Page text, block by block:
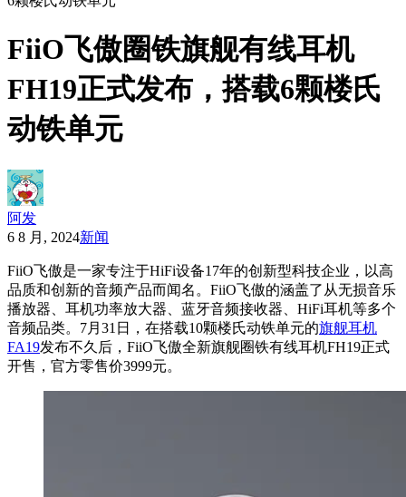
FiiO飞傲圈铁旗舰有线耳机
FH19正式发布，搭载6颗楼氏
动铁单元
阿发
6 8 月, 2024新闻
FiiO飞傲是一家专注于HiFi设备17年的创新型科技企业，以高
品质和创新的音频产品而闻名。FiiO飞傲的涵盖了从无损音乐
播放器、耳机功率放大器、蓝牙音频接收器、HiFi耳机等多个
音频品类。7月31日，在搭载10颗楼氏动铁单元的旗舰耳机
FA19发布不久后，FiiO飞傲全新旗舰圈铁有线耳机FH19正式
开售，官方零售价3999元。